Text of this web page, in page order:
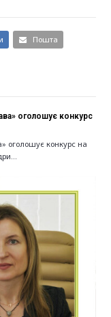
Пошта
оголошує конкурс
оголошує конкурс на